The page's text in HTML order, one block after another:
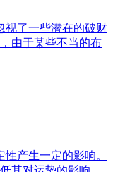
视了一些潜在的破财
由于某些不当的布
产生一定的影响。